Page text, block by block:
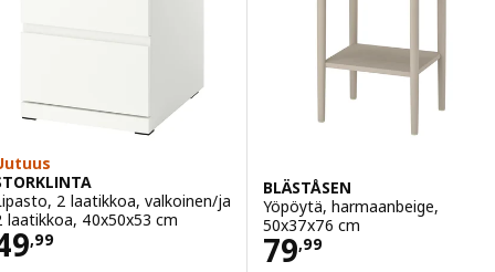
2 laatikkoa, valkoinen/ja
laatikkoa, 40x50x53 cm
,99 49,99
BLÄSTÅSEN
Yöpöytä, harmaanbeige,
50x37x76 cm
79,99
Hinta 79,99